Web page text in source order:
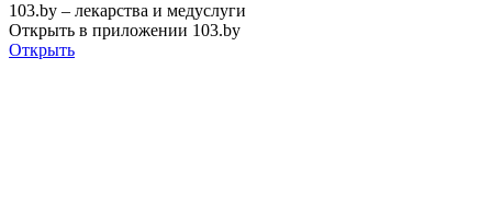
103.by – лекарства и медуслуги
Открыть в приложении 103.by
Открыть